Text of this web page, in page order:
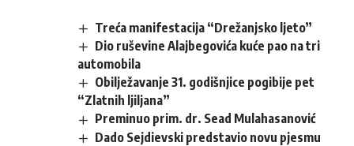
Treća manifestacija “Drežanjsko ljeto”
Dio ruševine Alajbegovića kuće pao na tri
automobila
Obilježavanje 31. godišnjice pogibije pet
“Zlatnih ljiljana”
Preminuo prim. dr. Sead Mulahasanović
Dado Sejdievski predstavio novu pjesmu